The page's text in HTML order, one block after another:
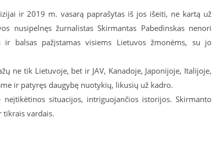
ir 2019 m. vasarą paprašytas iš jos išeiti, ne kartą už
nusipelnęs žurnalistas Skirmantas Pabedinskas nenori
balsas pažįstamas visiems Lietuvos žmonėms, su jo
ne tik Lietuvoje, bet ir JAV, Kanadoje, Japonijoje, Italijoje,
ir patyręs daugybę nuotykių, likusių už kadro.
situacijos, intriguojančios istorijos. Skirmanto
tikrais vardais.